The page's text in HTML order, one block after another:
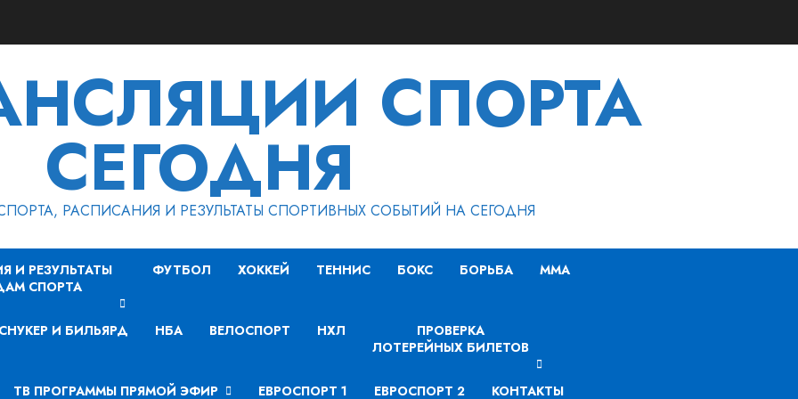
СПОРТА
СЕГОДНЯ
РАСПИСАНИЯ И РЕЗУЛЬТАТЫ СПОРТИВНЫХ СОБЫТИЙ НА СЕГОДНЯ
И РЕЗУЛЬТАТЫ
СПОРТА
ФУТБОЛ ХОККЕЙ ТЕННИС БОКС БОРЬБА MMA
СНУКЕР И БИЛЬЯРД НБА ВЕЛОСПОРТ НХЛ
ПРОВЕРКА
ЛОТЕРЕЙНЫХ БИЛЕТОВ
ТВ ПРОГРАММЫ ПРЯМОЙ ЭФИР ЕВРОСПОРТ 1 ЕВРОСПОРТ 2 КОНТАКТЫ